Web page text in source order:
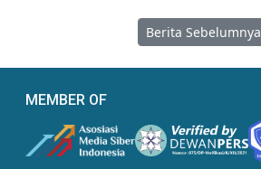
Berita Sebelumnya
MEMBER OF